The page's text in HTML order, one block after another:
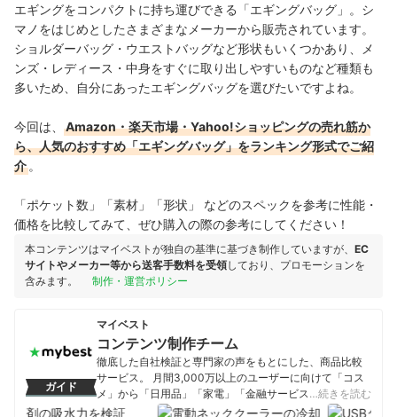
エギングをコンパクトに持ち運びできる「エギングバッグ」。シ
マノをはじめとしたさまざまなメーカーから販売されています。
ショルダーバッグ・ウエストバッグなど形状もいくつかあり、メ
ンズ・レディース・中身をすぐに取り出しやすいものなど種類も
多いため、自分にあったエギングバッグを選びたいですよね。
今回は、
Amazon・楽天市場・Yahoo!ショッピングの売れ筋か
ら、人気のおすすめ「エギングバッグ」をランキング形式でご紹
介 。
「ポケット数」「素材」「形状」 などのスペックを参考に性能・
価格を比較してみて、ぜひ購入の際の参考にしてください！
本コンテンツはマイベストが独自の基準に基づき制作していますが、 EC
サイトやメーカー等から送客手数料を受領しており、プロモーションを
含みます。
制作・運営ポリシー
ガイド
マイベスト
コンテンツ制作チーム
徹底した自社検証と専門家の声をもとにした、商品比較
サービス。 月間3,000万以上のユーザーに向けて「コス
メ」から「日用品」「家電」「金融サービス」まで、ベ
ストな商品を選んでもらうために、毎日コンテンツを制
…続きを読む